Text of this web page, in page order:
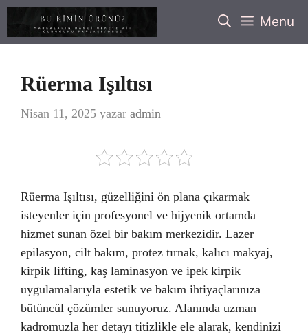
İçeriğe
Menu
Rüerma Işıltısı
Nisan 11, 2025 yazar admin
Rüerma Işıltısı, güzelliğini ön plana çıkarmak
isteyenler için profesyonel ve hijyenik ortamda
hizmet sunan özel bir bakım merkezidir. Lazer
epilasyon, cilt bakım, protez tırnak, kalıcı makyaj,
kirpik lifting, kaş laminasyon ve ipek kirpik
uygulamalarıyla estetik ve bakım ihtiyaçlarınıza
bütüncül çözümler sunuyoruz. Alanında uzman
kadromuzla her detayı titizlikle ele alarak, kendinizi